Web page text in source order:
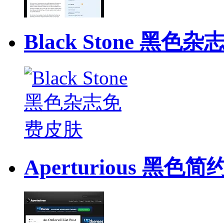
Black Stone 黑色杂
Aperturious 黑色简